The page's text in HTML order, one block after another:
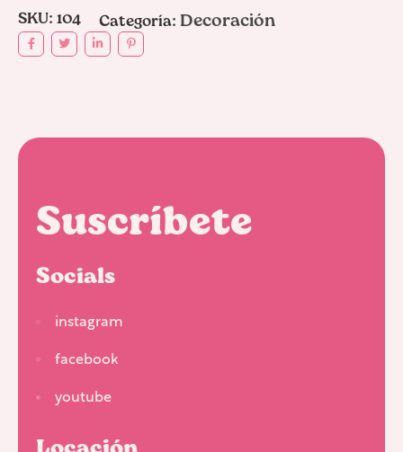
SKU: 104 Categoría: Decoración
Suscríbete
Socials
instagram
facebook
youtube
Locación